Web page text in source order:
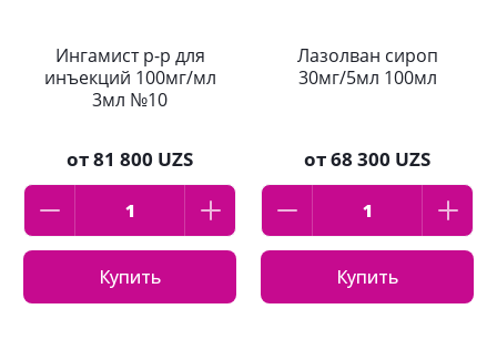
Ингамист р-р для
инъекций 100мг/мл
3мл №10
от81 800 UZS
Купить
Лазолван сироп
30мг/5мл 100мл
от68 300 UZS
Купить